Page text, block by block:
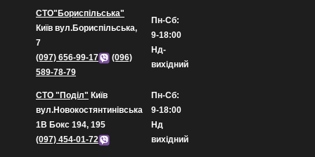
СТО"Бориспільська"
Київ вул.Бориспільська,
7
(097) 656-99-17
(096)
589-78-79
Пн-Сб:
9-18:00
Нд-
вихідний
СТО "Поділ" Київ
вул.Новокостянтинівська
1В Бокс 194, 195
(097) 454-01-72
Пн-Сб:
9-18:00
Нд
вихідний